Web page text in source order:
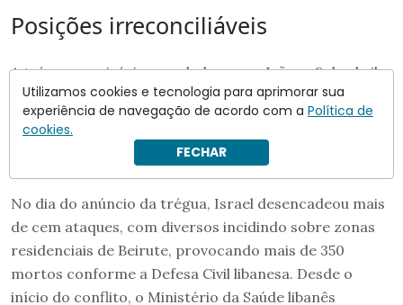
Posições irreconciliáveis
A trégua provisória acordada com o Irã em 8 de abril,
mediada pelo Paquistão, não convence Israel. Teerã
sustenta que o pacto abarca o Líbano; Israel e
Washington refutam. Netanyahu foi categórico:
há cessar-fogo no Líbano”.
No dia do anúncio da trégua, Israel desencadeou mais
de cem ataques, com diversos incidindo sobre zonas
residenciais de Beirute, provocando mais de 350
mortos conforme a Defesa Civil libanesa. Desde o
início do conflito, o Ministério da Saúde libanês
Utilizamos cookies e tecnologia para aprimorar sua
experiência de navegação de acordo com a Política de
cookies.
FECHAR